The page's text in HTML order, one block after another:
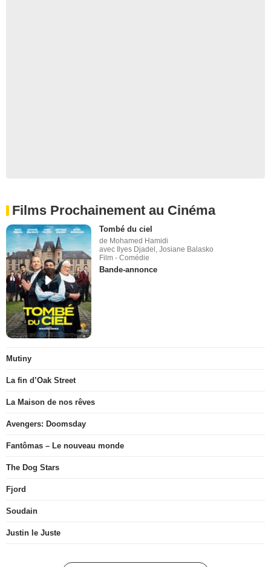
Films Prochainement au Cinéma
Tombé du ciel
de Mohamed Hamidi
avec Ilyes Djadel, Josiane Balasko
Film - Comédie
Bande-annonce
Mutiny
La fin d’Oak Street
La Maison de nos rêves
Avengers: Doomsday
Fantômas – Le nouveau monde
The Dog Stars
Fjord
Soudain
Justin le Juste